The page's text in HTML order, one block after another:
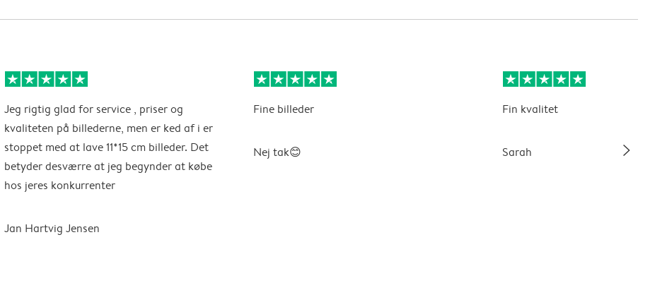
Jeg rigtig glad for service , priser og
kvaliteten på billederne, men er ked af i er
stoppet med at lave 11*15 cm billeder. Det
betyder desværre at jeg begynder at købe
hos jeres konkurrenter
Jan Hartvig Jensen
Fine billeder
Nej tak😊
Fin kvalitet
Sarah slim_arrow_right